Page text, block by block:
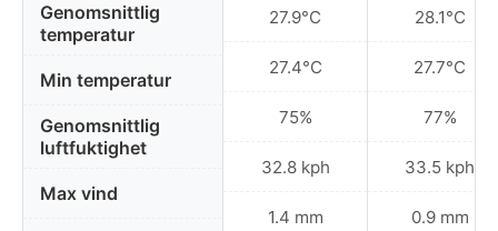
Genomsnittlig
temperatur
Min temperatur
Genomsnittlig
luftfuktighet
Max vind
27.9°C
27.4°C
75%
32.8 kph
1.4 mm
28.1°C
27.7°C
77%
33.5 kph
0.9 mm